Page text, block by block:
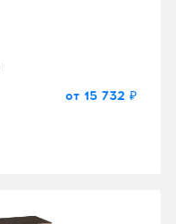
от 15 732 ₽